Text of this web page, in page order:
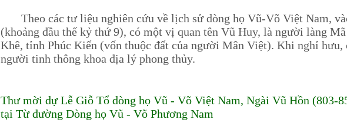
Theo các tư liệu nghiên cứu về lịch sử dòng họ Vũ-Võ Việt Nam,
(khoảng đầu thế kỷ thứ 9), có một vị quan tên Vũ Huy, là người làng
Khê, tỉnh Phúc Kiến (vốn thuộc đất của người Mân Việt). Khi nghỉ hưu,
người tinh thông khoa địa lý phong thủy.
Thư mời dự Lễ Giỗ Tổ dòng họ Vũ - Võ Việt Nam, Ngài Vũ Hồn (803-
tại Từ đường Dòng họ Vũ - Võ Phương Nam